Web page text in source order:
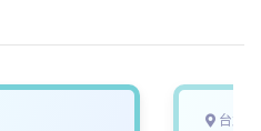
k
台北